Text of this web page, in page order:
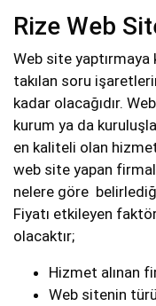
Rize Web
Web site yaptırmaya
takılan soru
kadar olacağıdır.
kurum ya da
en kaliteli olan
web site yapan
nelere göre
Fiyatı etkileyen
olacaktır;
Hizmet alınan
Web sitenin türü